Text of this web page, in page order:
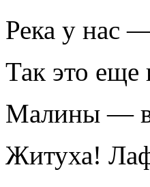
Река у нас
Так это еще
Малины — в
Житуха!